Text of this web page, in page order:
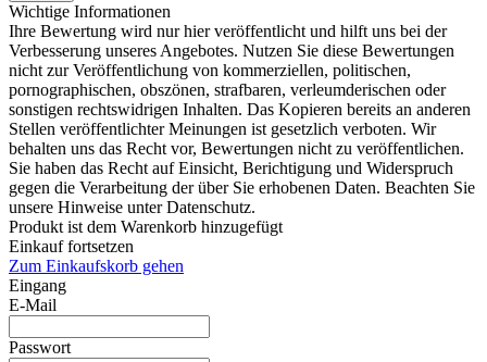
Wichtige Informationen
Ihre Bewertung wird nur hier veröffentlicht und hilft uns bei der
Verbesserung unseres Angebotes. Nutzen Sie diese Bewertungen
nicht zur Veröffentlichung von kommerziellen, politischen,
pornographischen, obszönen, strafbaren, verleumderischen oder
sonstigen rechtswidrigen Inhalten. Das Kopieren bereits an anderen
Stellen veröffentlichter Meinungen ist gesetzlich verboten. Wir
behalten uns das Recht vor, Bewertungen nicht zu veröffentlichen.
Sie haben das Recht auf Einsicht, Berichtigung und Widerspruch
gegen die Verarbeitung der über Sie erhobenen Daten. Beachten Sie
unsere Hinweise unter Datenschutz.
Produkt ist dem Warenkorb hinzugefügt
Einkauf fortsetzen
Zum Einkaufskorb gehen
Eingang
E-Mail
Passwort